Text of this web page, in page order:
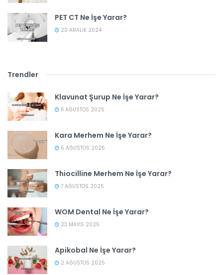
PET CT Ne İşe Yarar?
20 ARALIK 2024
Trendler
Klavunat Şurup Ne İşe Yarar?
11 AĞUSTOS 2025
Kara Merhem Ne İşe Yarar?
5 AĞUSTOS 2025
Thiocilline Merhem Ne İşe Yarar?
7 AĞUSTOS 2025
WOM Dental Ne İşe Yarar?
23 MAYIS 2025
Apikobal Ne İşe Yarar?
2 AĞUSTOS 2025